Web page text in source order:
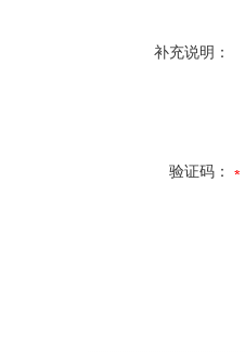
补充说明：
验证码：